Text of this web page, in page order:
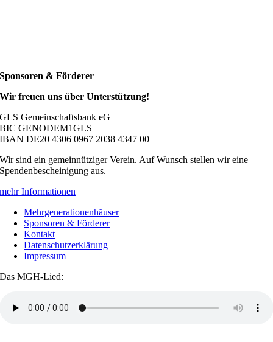
Sponsoren & Förderer
Wir freuen uns über Unterstützung!
GLS Gemeinschaftsbank eG
BIC GENODEM1GLS
IBAN DE20 4306 0967 2038 4347 00
Wir sind ein gemeinnütziger Verein. Auf Wunsch stellen wir eine
Spendenbescheinigung aus.
mehr Informationen
Mehrgenerationenhäuser
Sponsoren & Förderer
Kontakt
Datenschutzerklärung
Impressum
Das MGH-Lied: